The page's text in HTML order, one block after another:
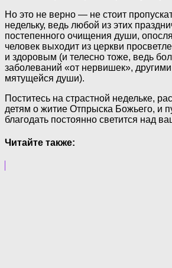
Но это не верно — не стоит
недельку, ведь любой из этих
постепенного очищения души,
человек выходит из церкви
и здоровым (и телесно тоже, ведь
заболеваний «от нервишек»,
мятущейся души).
Поститесь на страстной недельке,
детям о житие Отпрыска Божьего, и
благодать постоянно светится над
Читайте также: